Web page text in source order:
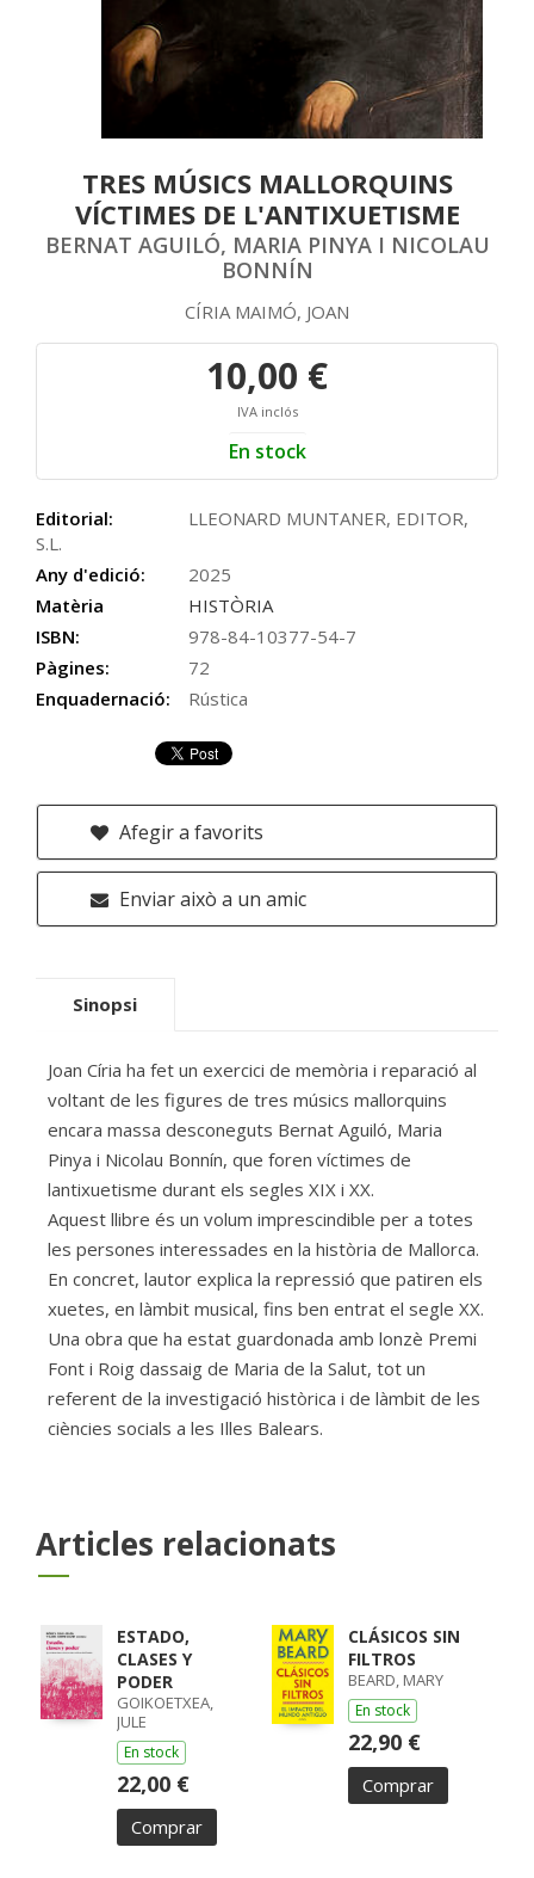
TRES MÚSICS MALLORQUINS
VÍCTIMES DE L'ANTIXUETISME
BERNAT AGUILÓ, MARIA PINYA I NICOLAU
BONNÍN
CÍRIA MAIMÓ, JOAN
10,00 €
IVA inclós
En stock
Editorial:
LLEONARD MUNTANER, EDITOR,
S.L.
Any d'edició:
2025
Matèria
HISTÒRIA
ISBN:
978-84-10377-54-7
Pàgines:
72
Enquadernació:
Rústica
Afegir a favorits
Enviar això a un amic
Sinopsi
Joan Círia ha fet un exercici de memòria i reparació al
voltant de les figures de tres músics mallorquins
encara massa desconeguts Bernat Aguiló, Maria
Pinya i Nicolau Bonnín, que foren víctimes de
lantixuetisme durant els segles XIX i XX.
Aquest llibre és un volum imprescindible per a totes
les persones interessades en la història de Mallorca.
En concret, lautor explica la repressió que patiren els
xuetes, en làmbit musical, fins ben entrat el segle XX.
Una obra que ha estat guardonada amb lonzè Premi
Font i Roig dassaig de Maria de la Salut, tot un
referent de la investigació històrica i de làmbit de les
ciències socials a les Illes Balears.
Articles relacionats
ESTADO,
CLASES Y
PODER
GOIKOETXEA,
JULE
En stock
22,00 €
Comprar
CLÁSICOS SIN
FILTROS
BEARD, MARY
En stock
22,90 €
Comprar